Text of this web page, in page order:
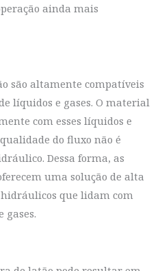
ainda mais
são altamente compatíveis
líquidos e gases. O material
com esses líquidos e
do fluxo não é
Dessa forma, as
uma solução de alta
que lidam com
gases.